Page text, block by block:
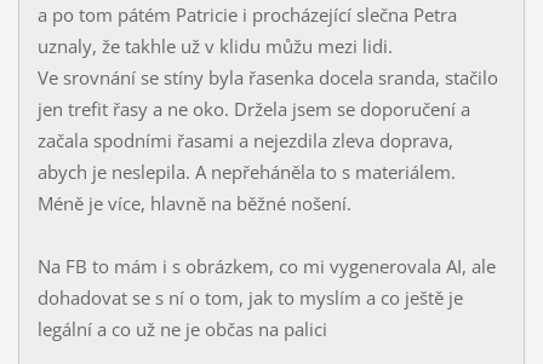
a po tom pátém Patricie i procházející slečna Petra
uznaly, že takhle už v klidu můžu mezi lidi.
Ve srovnání se stíny byla řasenka docela sranda, stačilo
jen trefit řasy a ne oko. Držela jsem se doporučení a
začala spodními řasami a nejezdila zleva doprava,
abych je neslepila. A nepřeháněla to s materiálem.
Méně je více, hlavně na běžné nošení.
Na FB to mám i s obrázkem, co mi vygenerovala AI, ale
dohadovat se s ní o tom, jak to myslím a co ještě je
legální a co už ne je občas na palici